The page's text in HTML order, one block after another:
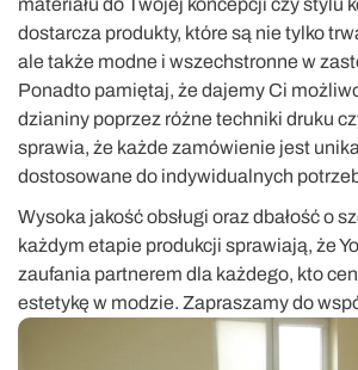
materiału do Twojej koncepcji czy stylu
dostarcza produkty, które są nie tylko
ale także modne i wszechstronne w
Ponadto pamiętaj, że dajemy Ci
dzianiny poprzez różne techniki druku
sprawia, że każde zamówienie jest
dostosowane do indywidualnych
Wysoka jakość obsługi oraz dbałość o
każdym etapie produkcji sprawiają, że
zaufania partnerem dla każdego, kto
estetykę w modzie. Zapraszamy do